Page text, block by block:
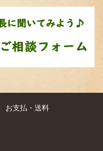
お支払・送料